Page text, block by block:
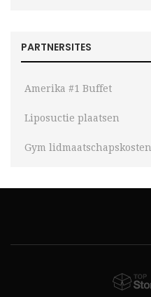
PARTNERSITES
Amerika #1 Buffet
Liposuctie plaatsen
Gym lidmaatschapskosten